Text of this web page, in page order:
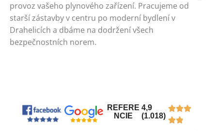
provoz vašeho plynového zařízení. Pracujeme od
starší zástavby v centru po moderní bydlení v
Drahelicích a dbáme na dodržení všech
bezpečnostních norem.
REFERE
NCIE
4,9
(1.018)